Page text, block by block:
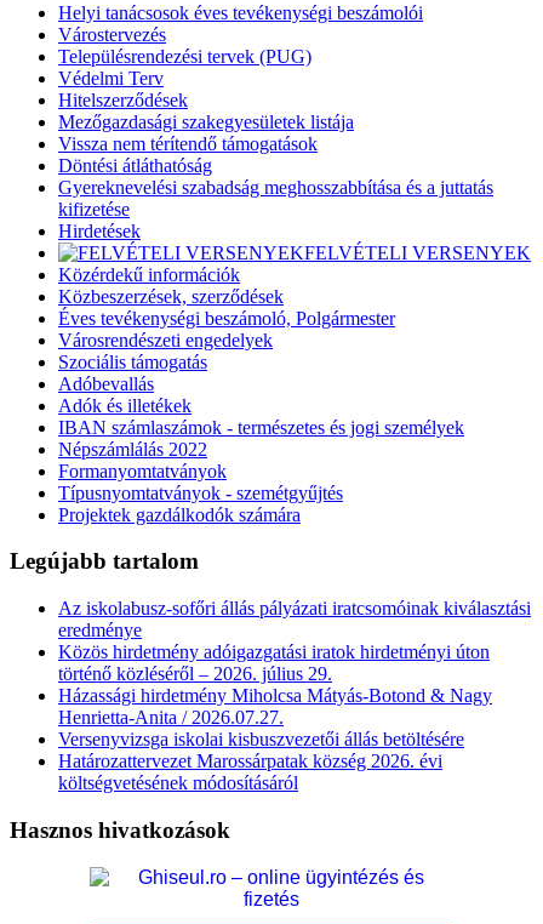
Helyi tanácsosok éves tevékenységi beszámolói
Várostervezés
Településrendezési tervek (PUG)
Védelmi Terv
Hitelszerződések
Mezőgazdasági szakegyesületek listája
Vissza nem térítendő támogatások
Döntési átláthatóság
Gyereknevelési szabadság meghosszabbítása és a juttatás
kifizetése
Hirdetések
FELVÉTELI VERSENYEK
Közérdekű információk
Közbeszerzések, szerződések
Éves tevékenységi beszámoló, Polgármester
Városrendészeti engedelyek
Szociális támogatás
Adóbevallás
Adók és illetékek
IBAN számlaszámok - természetes és jogi személyek
Népszámlálás 2022
Formanyomtatványok
Típusnyomtatványok - szemétgyűjtés
Projektek gazdálkodók számára
Legújabb tartalom
Az iskolabusz-sofőri állás pályázati iratcsomóinak kiválasztási
eredménye
Közös hirdetmény adóigazgatási iratok hirdetményi úton
történő közléséről – 2026. július 29.
Házassági hirdetmény Miholcsa Mátyás-Botond & Nagy
Henrietta-Anita / 2026.07.27.
Versenyvizsga iskolai kisbuszvezetői állás betöltésére
Határozattervezet Marossárpatak község 2026. évi
költségvetésének módosításáról
Hasznos hivatkozások